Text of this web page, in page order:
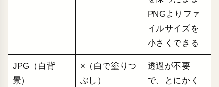
PNGよりファ
イルサイズを
小さくできる
JPG（白背
景）
×（白で塗りつ
ぶし）
透過が不要
で、とにかく